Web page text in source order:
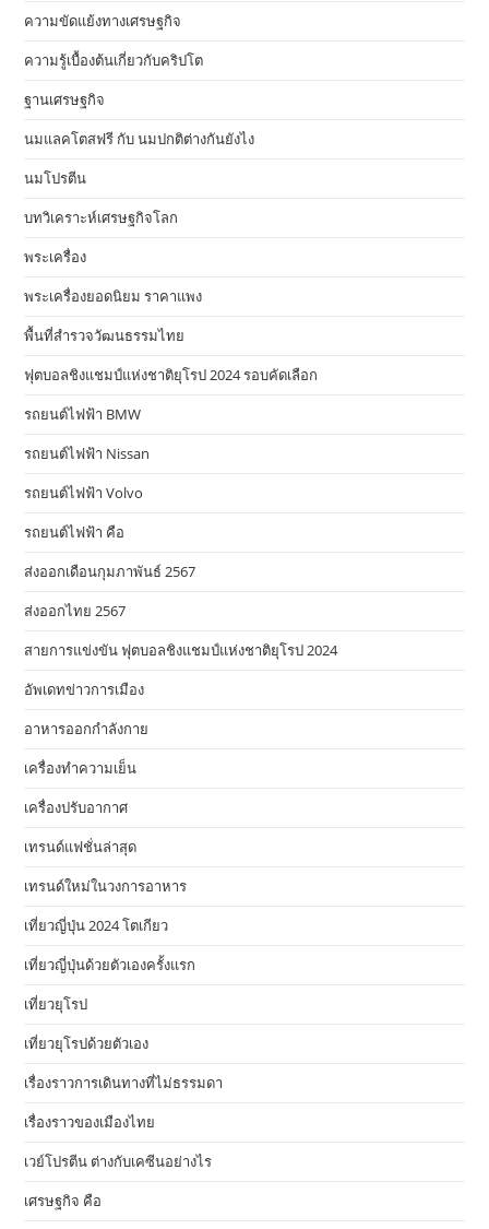
ความขัดแย้งทางเศรษฐกิจ
ความรู้เบื้องต้นเกี่ยวกับคริปโต
ฐานเศรษฐกิจ
นมแลคโตสฟรี กับ นมปกติต่างกันยังไง
นมโปรตีน
บทวิเคราะห์เศรษฐกิจโลก
พระเครื่อง
พระเครื่องยอดนิยม ราคาแพง
พื้นที่สำรวจวัฒนธรรมไทย
ฟุตบอลชิงแชมป์แห่งชาติยุโรป 2024 รอบคัดเลือก
รถยนต์ไฟฟ้า BMW
รถยนต์ไฟฟ้า Nissan
รถยนต์ไฟฟ้า Volvo
รถยนต์ไฟฟ้า คือ
ส่งออกเดือนกุมภาพันธ์ 2567
ส่งออกไทย 2567
สายการแข่งขัน ฟุตบอลชิงแชมป์แห่งชาติยุโรป 2024
อัพเดทข่าวการเมือง
อาหารออกกําลังกาย
เครื่องทำความเย็น
เครื่องปรับอากาศ
เทรนด์แฟชั่นล่าสุด
เทรนด์ใหม่ในวงการอาหาร
เที่ยวญี่ปุ่น 2024 โตเกียว
เที่ยวญี่ปุ่นด้วยตัวเองครั้งแรก
เที่ยวยุโรป
เที่ยวยุโรปด้วยตัวเอง
เรื่องราวการเดินทางที่ไม่ธรรมดา
เรื่องราวของเมืองไทย
เวย์โปรตีน ต่างกับเคซีนอย่างไร
เศรษฐกิจ คือ